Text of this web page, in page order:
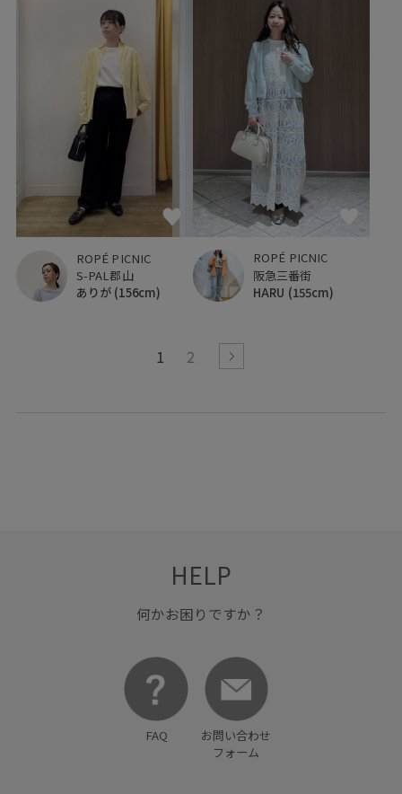
ROPÉ PICNIC
S-PAL郡山
ありが (156cm)
ROPÉ PICNIC
阪急三番街
HARU (155cm)
1 2
HELP
何かお困りですか？
FAQ
お問い合わせ
フォーム